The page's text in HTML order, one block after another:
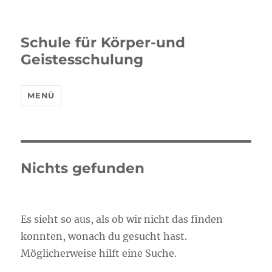
Schule für Körper-und
Geistesschulung
MENÜ
Nichts gefunden
Es sieht so aus, als ob wir nicht das finden
konnten, wonach du gesucht hast.
Möglicherweise hilft eine Suche.